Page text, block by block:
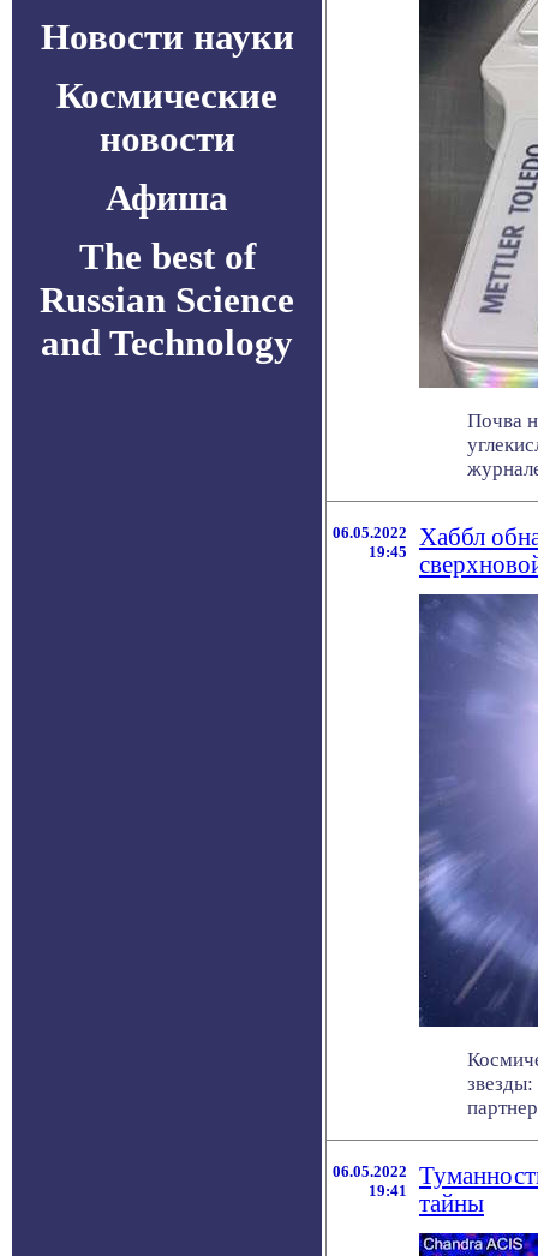
Новости науки
Космические
новости
Афиша
The best of
Russian Science
and Technology
Почва
06.05.2022
19:45
Хаббл
06.05.2022
19:41
тайны